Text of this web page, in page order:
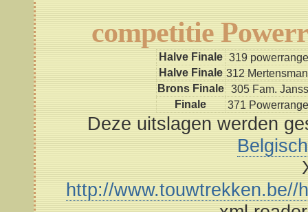
competitie
Halve Finale 319
Halve Finale 312
Brons Finale
305 Fam.
Finale
371
Deze uitslagen werden
http://www.touwtrekken.be//